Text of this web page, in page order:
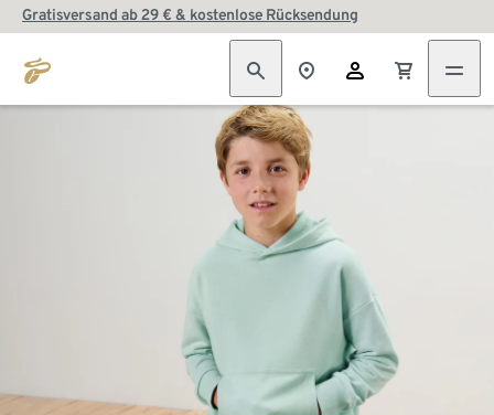
Gratisversand ab 29 € & kostenlose Rücksendung